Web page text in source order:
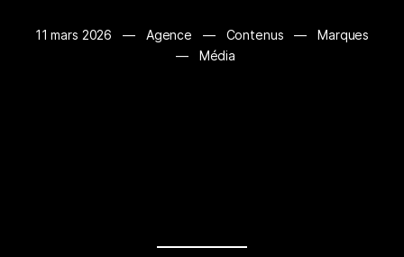
11 mars 2026 — Agence — Contenus —
Marques
—
Média